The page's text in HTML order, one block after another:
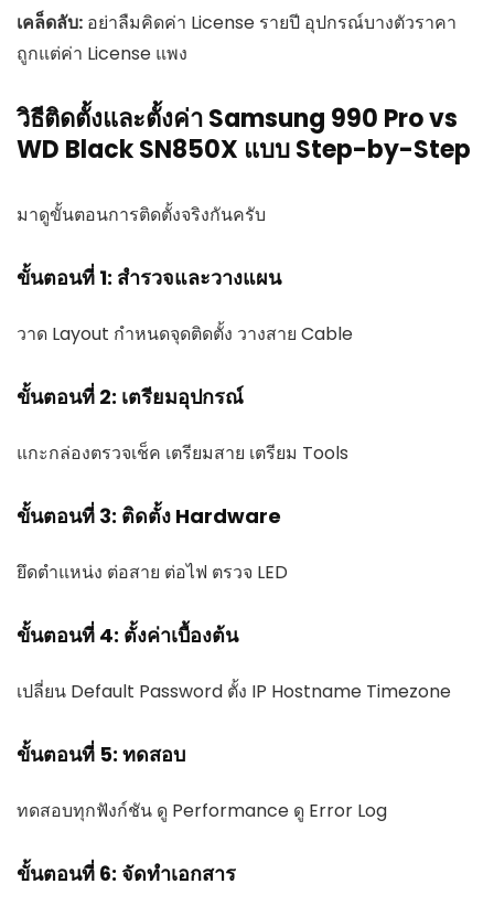
เคล็ดลับ: อย่าลืมคิดค่า License รายปี อุปกรณ์บางตัวราคา
ถูกแต่ค่า License แพง
วิธีติดตั้งและตั้งค่า Samsung 990 Pro vs
WD Black SN850X แบบ Step-by-Step
มาดูขั้นตอนการติดตั้งจริงกันครับ
ขั้นตอนที่ 1: สำรวจและวางแผน
วาด Layout กำหนดจุดติดตั้ง วางสาย Cable
ขั้นตอนที่ 2: เตรียมอุปกรณ์
แกะกล่องตรวจเช็ค เตรียมสาย เตรียม Tools
ขั้นตอนที่ 3: ติดตั้ง Hardware
ยึดตำแหน่ง ต่อสาย ต่อไฟ ตรวจ LED
ขั้นตอนที่ 4: ตั้งค่าเบื้องต้น
เปลี่ยน Default Password ตั้ง IP Hostname Timezone
ขั้นตอนที่ 5: ทดสอบ
ทดสอบทุกฟังก์ชัน ดู Performance ดู Error Log
ขั้นตอนที่ 6: จัดทำเอกสาร